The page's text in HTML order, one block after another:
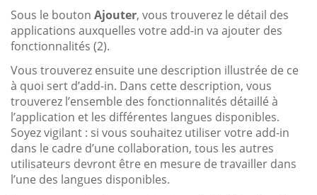
Sous le bouton Ajouter, vous trouverez le détail des
applications auxquelles votre add-in va ajouter des
fonctionnalités (2).
Vous trouverez ensuite une description illustrée de ce
à quoi sert d’add-in. Dans cette description, vous
trouverez l’ensemble des fonctionnalités détaillé à
l’application et les différentes langues disponibles.
Soyez vigilant : si vous souhaitez utiliser votre add-in
dans le cadre d’une collaboration, tous les autres
utilisateurs devront être en mesure de travailler dans
l’une des langues disponibles.